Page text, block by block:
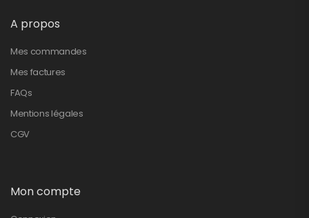
A propos
Mes commandes
Mes factures
FAQs
Mentions légales
CGV
Mon compte